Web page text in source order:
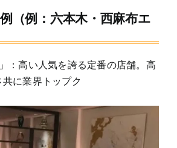
（例：六本木・西麻布エ
：高い人気を誇る定番の店舗。高
に業界トップク